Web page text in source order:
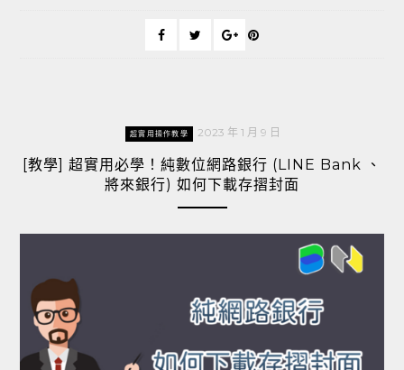
超實用操作教學 2023 年 1 月 9 日
[教學] 超實用必學！純數位網路銀行 (LINE Bank 、
將來銀行) 如何下載存摺封面